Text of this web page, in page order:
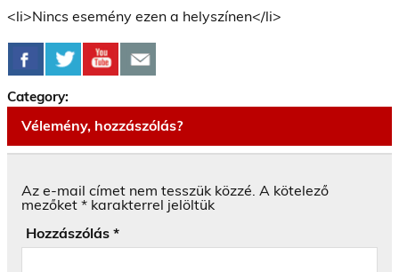
<li>Nincs esemény ezen a helyszínen</li>
Category:
Vélemény, hozzászólás?
Az e-mail címet nem tesszük közzé. A kötelező
mezőket * karakterrel jelöltük
Hozzászólás *